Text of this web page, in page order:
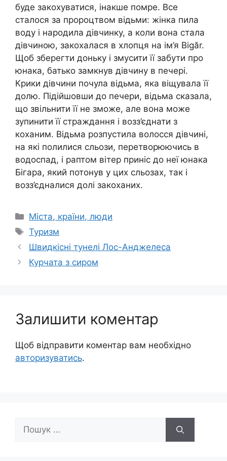
буде закохуватися, інакше помре. Все
сталося за пророцтвом відьми: жінка пила
воду і народила дівчинку, а коли вона стала
дівчиною, закохалася в хлопця на ім’я Bigăr.
Щоб зберегти доньку і змусити її забути про
юнака, батько замкнув дівчину в печері.
Крики дівчини почула відьма, яка віщувала її
долю. Підійшовши до печери, відьма сказала,
що звільнити її не зможе, але вона може
зупинити її страждання і возз’єднати з
коханим. Відьма розпустила волосся дівчині,
на які полилися сльози, перетворюючись в
водоспад, і раптом вітер приніс до неї юнака
Бігара, який потонув у цих сльозах, так і
возз’єдналися долі закоханих.
Категорії
Міста, країни, люди
Позначки
Туризм
Швидкісні тунелі Лос-Анджелеса
Курчата з сиром
Залишити коментар
Щоб відправити коментар вам необхідно
авторизуватись.
Пошук: